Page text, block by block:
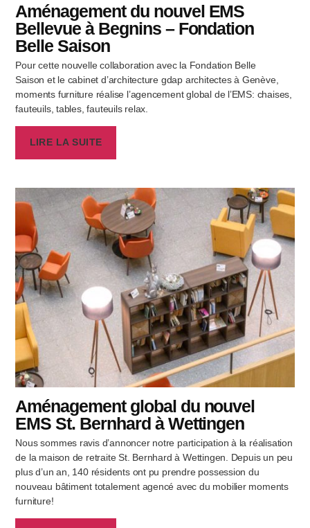
Aménagement du nouvel EMS
Bellevue à Begnins – Fondation
Belle Saison
Pour cette nouvelle collaboration avec la Fondation Belle
Saison et le cabinet d’architecture gdap architectes à Genève,
moments furniture réalise l’agencement global de l’EMS: chaises,
fauteuils, tables, fauteuils relax.
LIRE LA SUITE
Aménagement global du nouvel
EMS St. Bernhard à Wettingen
Nous sommes ravis d’annoncer notre participation à la réalisation
de la maison de retraite St. Bernhard à Wettingen. Depuis un peu
plus d’un an, 140 résidents ont pu prendre possession du
nouveau bâtiment totalement agencé avec du mobilier moments
furniture!